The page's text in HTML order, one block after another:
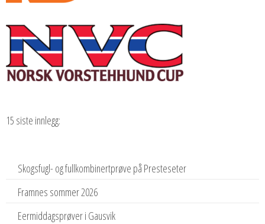
15 siste innlegg:
Skogsfugl- og fullkombinertprøve på Presteseter
Framnes sommer 2026
Eermiddagsprøver i Gausvik